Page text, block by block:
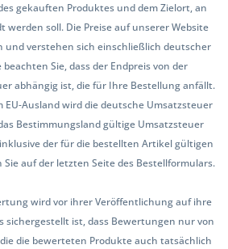
gekauften Produktes und dem Zielort, an
werden soll. Die Preise auf unserer Website
und verstehen sich einschließlich deutscher
Sie, dass der Endpreis von der
abhängig ist, die für Ihre Bestellung anfällt.
EU-Ausland wird die deutsche Umsatzsteuer
Bestimmungsland gültige Umsatzsteuer
der für die bestellten Artikel gültigen
auf der letzten Seite des Bestellformulars.
wird vor ihrer Veröffentlichung auf ihre
sichergestellt ist, dass Bewertungen nur von
die bewerteten Produkte auch tatsächlich